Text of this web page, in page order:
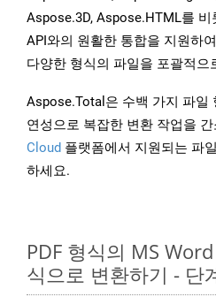
Aspose.3D, Aspose.HTML를
API와의 원활한 통합을 지원하
다양한 형식의 파일을 포괄적으
Aspose.Total은 수백 가지 파일
연성으로 복잡한 변환 작업을
Cloud 플랫폼에서 지원되는 파
하세요.
PDF 형식의 MS
식으로 변환하기 - 단